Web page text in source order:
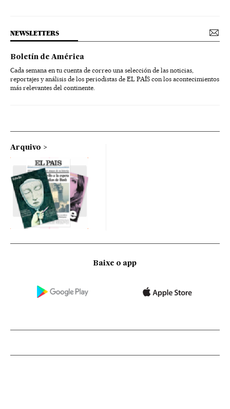
NEWSLETTERS
Boletín de América
Cada semana en tu cuenta de correo una selección de las noticias,
reportajes y análisis de los periodistas de EL PAÍS con los acontecimientos
más relevantes del continente.
Arquivo
Baixe o app